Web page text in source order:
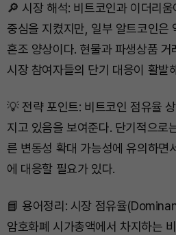
🔎 시장 해석: 비트코인과 이더리
중심을 지켰지만, 일부 알트코인은
혼조 양상이다. 현물과 파생상품
시장 참여자들의 단기 대응이 활발
💡 전략 포인트: 비트코인 점유율
지고 있음을 보여준다. 단기적으로
른 변동성 확대 가능성에 유의하면
에 대응할 필요가 있다.
📘 용어정리: 시장 점유율
암호화폐 시가총액에서 차지하는